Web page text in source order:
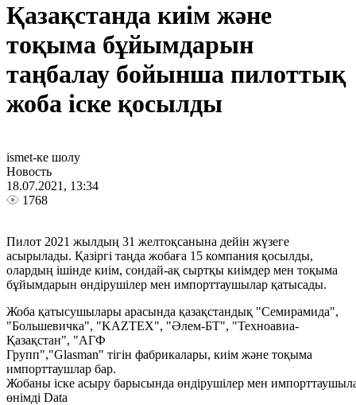
Қазақстанда киім және
тоқыма бұйымдарын
таңбалау бойынша пилоттық
жоба іске қосылды
ismet-ке шолу
Новость
18.07.2021, 13:34
1768
Пилот 2021 жылдың 31 желтоқсанына дейін жүзеге
асырылады. Қазіргі таңда жобаға 15 компания қосылды,
олардың ішінде киім, сондай-ақ сыртқы киімдер мен тоқыма
бұйымдарын өндірушілер мен импорттаушылар қатысады.
Жоба қатысушылары арасында қазақстандық "Семирамида",
"Большевичка", "KAZTEX", "Әлем-БТ", "Техноавиа-
Қазақстан", "АГФ
Групп","Glasman" тігін фабрикалары, киім және тоқыма
импорттаушлар бар.
Жобаны іске асыру барысында өндірушілер мен
өнімді Data